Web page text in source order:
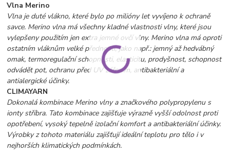
Vlna Merino
Vlna je duté vlákno, které bylo po milióny let vyvíjeno k ochraně
savce. Merino vlna má všechny kladné vlastnosti vlny, které jsou
vylepšeny použitím jen extra jemné ovčí vlny. Merino vlna má oproti
ostatním vláknům velké přednosti, jako např.: jemný až hedvábný
omak, termoregulační schopnosti, elasticitu, prodyšnost, schopnost
odvádět pot, ochranu před UV zářením, antibakteriální a
antialergické účinky.
CLIMAYARN
Dokonalá kombinace Merino vlny a značkového polypropylenu s
ionty stříbra. Tato kombinace zajišťuje výrazně vyšší odolnost proti
opotřebení, vysoký tepelně izolační komfort a antibakteriální účinky.
Výrobky z tohoto materiálu zajišťují ideální teplotu pro tělo i v
nejhorších klimatických podmínkách.